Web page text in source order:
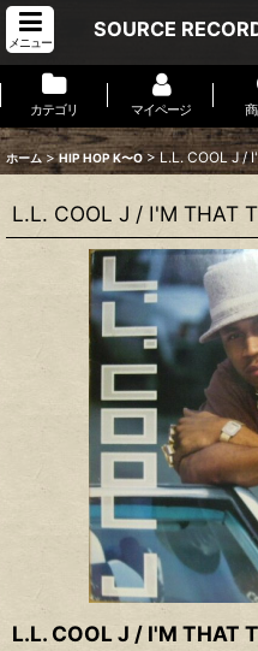
メニュー
SOURCE
カテゴリ マイページ
ホーム > HIP HOP K〜O > L.L. COOL J /
L.L. COOL J / I'M THAT
L.L. COOL J / I'M THAT